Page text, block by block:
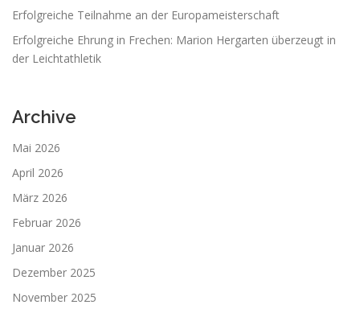
Erfolgreiche Teilnahme an der Europameisterschaft
Erfolgreiche Ehrung in Frechen: Marion Hergarten überzeugt in
der Leichtathletik
Archive
Mai 2026
April 2026
März 2026
Februar 2026
Januar 2026
Dezember 2025
November 2025